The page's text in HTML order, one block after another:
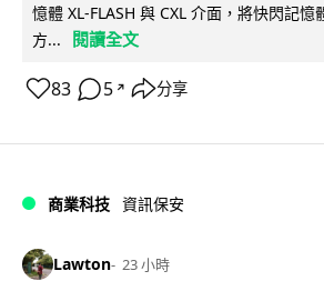
憶體 XL-FLASH 與 CXL 介面，將快閃記
方...
閱讀全文
83 5 ↗ 分享
商業科技 資訊保安
Lawton 23 小時